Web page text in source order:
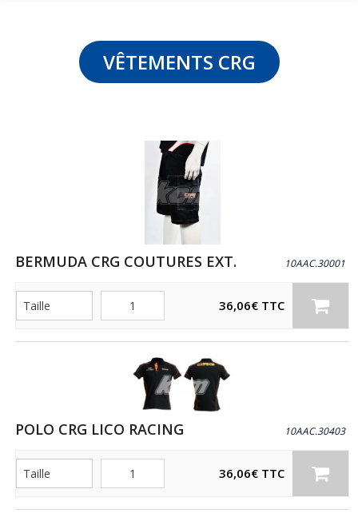
VÊTEMENTS CRG
BERMUDA CRG COUTURES EXT. 10AAC.30001
Quantité 36,06€ TTC
POLO CRG LICO RACING 10AAC.30403
Quantité 36,06€ TTC